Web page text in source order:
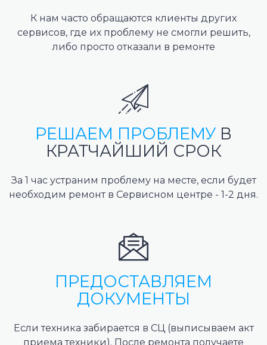
К нам часто обращаются клиенты других
сервисов, где их проблему не смогли решить,
либо просто отказали в ремонте
РЕШАЕМ ПРОБЛЕМУ В
КРАТЧАЙШИЙ СРОК
За 1 час устраним проблему на месте, если будет
необходим ремонт в Сервисном центре - 1-2 дня.
ПРЕДОСТАВЛЯЕМ
ДОКУМЕНТЫ
Если техника забирается в СЦ (выписываем акт
приема техники). После ремонта получаете